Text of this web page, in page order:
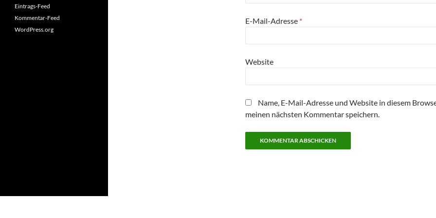
E-Mail-Adresse *
Website
Name, E-Mail-Adresse und Website in diesem
meinen nächsten Kommentar speichern.
Eintrags-Feed
Kommentar-Feed
WordPress.org